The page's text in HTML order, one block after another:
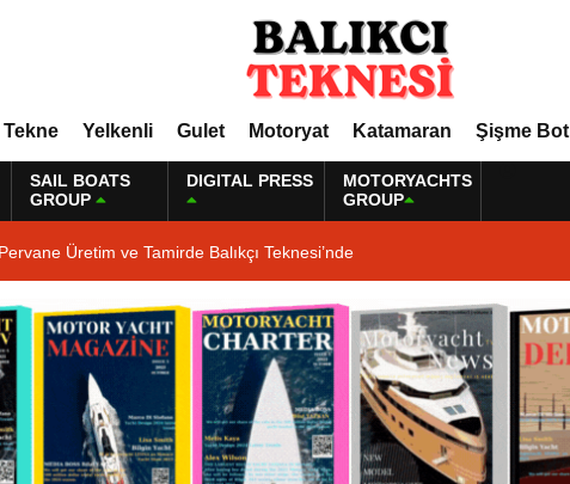
Tekne Yelkenli Gulet Motoryat Katamaran Şişme Bot
SAIL BOATS
GROUP
DIGITAL PRESS
MOTORYACHTS
GROUP
Üretim ve Tamirde Balıkçı Teknesi’nde